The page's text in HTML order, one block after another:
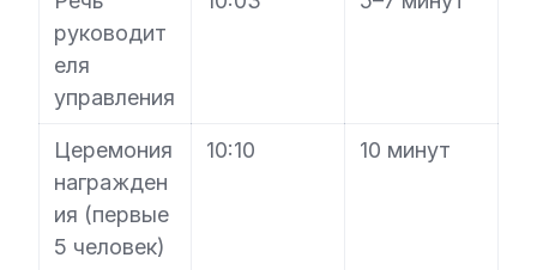
руководит
еля
управления
Церемония
награжден
ия (первые
5 человек)
10:10 10 минут